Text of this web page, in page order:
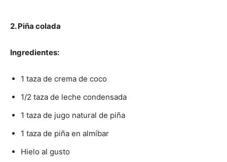
2. Piña colada
Ingredientes:
1 taza de crema de coco
1/2 taza de leche condensada
1 taza de jugo natural de piña
1 taza de piña en almíbar
Hielo al gusto